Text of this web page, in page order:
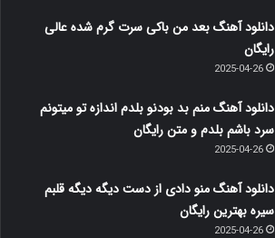
دانلود آهنگ بعد من باکی سرت گرم شده عالی
رایگان
2025-04-26
دانلود آهنگ منم بد بودنو بلدم اندازه تو میتونم
سرد باشم بلدم و متن رایگان
2025-04-26
دانلود آهنگ منو دادی از دست دیگه دیگه قلبم
سیره بهترین رایگان
2025-04-26